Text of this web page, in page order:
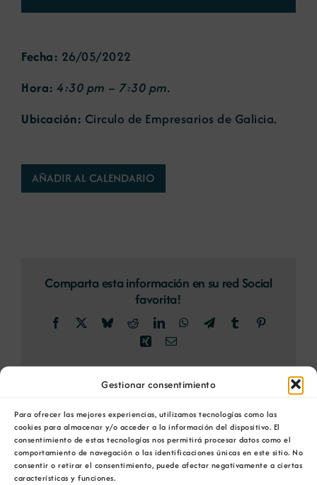
Gestionar consentimiento
Para ofrecer las mejores experiencias, utilizamos tecnologías como las
cookies para almacenar y/o acceder a la información del dispositivo. El
consentimiento de estas tecnologías nos permitirá procesar datos como el
comportamiento de navegación o las identificaciones únicas en este sitio. No
consentir o retirar el consentimiento, puede afectar negativamente a ciertas
características y funciones.
Portal de empleo
Fecha: 26/05/2022
Hora: 4:30 pm – 7:30 pm.
Ubicación: Circulo de Empresarios de Galicia.
AÑADIR AL CALENDARIO
Comparta esta información en su red Social
favorita!
Facebook BlueskyRedditLinkedInWhatsApp
TelegramTumblr
XingCorreo
Sesión sobre la nueva normativa para la
Gestión de la Innovación 26 de mayo de
2022
FINTECH, 4º
EDICIÓN >> El futuro
del dinero